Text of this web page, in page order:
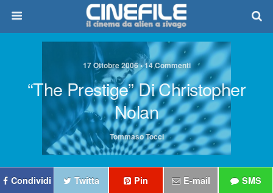
17 Ottobre 2006 • 14 Commenti
“The Prestige” Di Christopher
Nolan
Tommaso Tocci
Condividi Twitta Pin E-mail SMS